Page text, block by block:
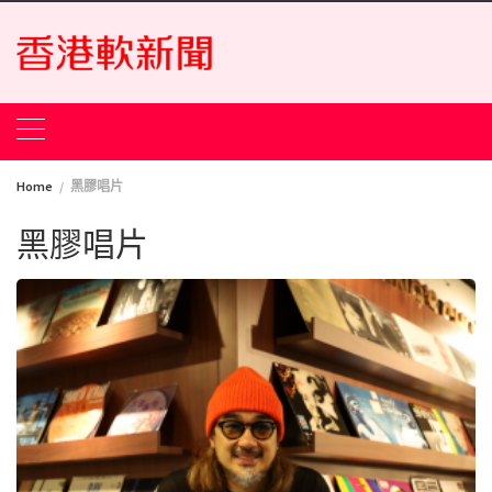
Skip
content
Home 黑膠唱片
黑膠唱片